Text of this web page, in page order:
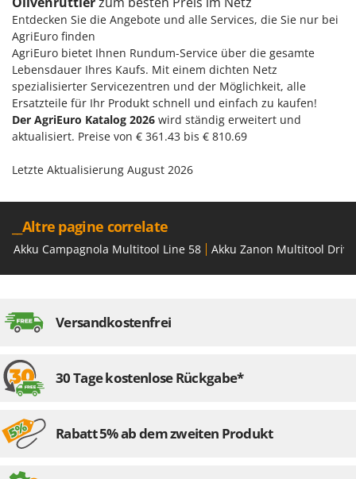
Spiralmac
Spring Protezione
Spyro
Stanley
Stiga
Stocker
Tecla
TecnoGen
Tellarini Pompe
Tineco
Tre Spade
Trotec
Entdecken Sie die Angebote und alle Services, die Sie nur bei
AgriEuro finden
AgriEuro bietet Ihnen Rundum-Service über die gesamte
Lebensdauer Ihres Kaufs. Mit einem dichten Netz
spezialisierter Servicezentren und der Möglichkeit, alle
Ersatzteile für Ihr Produkt schnell und einfach zu kaufen!
Der AgriEuro Katalog 2026 wird ständig erweitert und
aktualisiert. Preise von € 361.43 bis € 810.69
Letzte Aktualisierung August 2026
__Altre pagine correlate
Akku Campagnola Multitool Line 58 Akku Zanon Multitool Drive
Versandkostenfrei
30 Tage kostenlose Rückgabe*
Rabatt 5% ab dem zweiten Produkt